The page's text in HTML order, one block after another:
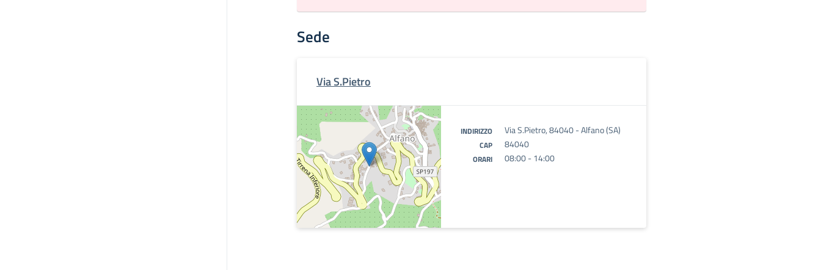
Sede
Via S.Pietro
INDIRIZZO Via S.Pietro, 84040 - Alfano (SA)
CAP 84040
ORARI 08:00 - 14:00